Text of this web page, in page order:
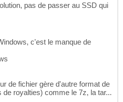
pas de passer au SSD qui
c'est le manque de
de fichier gère d'autre format de
royalties) comme le 7z, la tar...